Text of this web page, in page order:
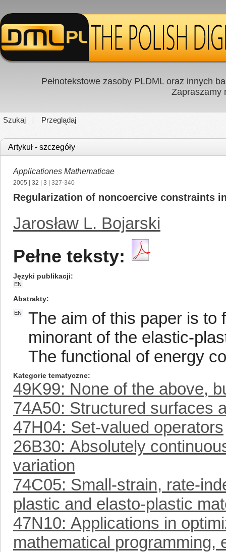
Pełnotekstowe zasoby PLDML oraz innych
Zapraszamy
Szukaj Przeglądaj
Artykuł - szczegóły
Applicationes Mathematicae
2005 32 3 | 327-340
Regularization of noncoercive constraints
Jarosław L. Bojarski
Pełne teksty:
Języki publikacji
EN
Abstrakty
EN
The aim of this paper is to
minorant of the elastic-
The functional of energy
Kategorie tematyczne
49K99: None of the above,
74A50: Structured surfaces
47H04: Set-valued operators
26B30: Absolutely
variation
74C05: Small-strain, rate-
plastic and elasto-plastic
47N10: Applications in
mathematical programming,